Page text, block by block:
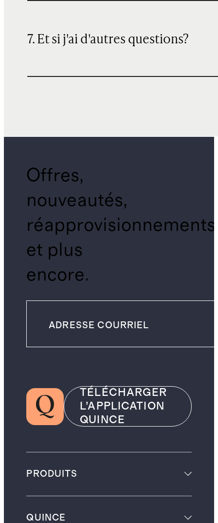
7. Et si j'ai d'autres questions?
Offres,
nouveautés,
réapprovisionnements
et plus
encore.
TÉLÉCHARGER
L’APPLICATION
QUINCE
PRODUITS
QUINCE